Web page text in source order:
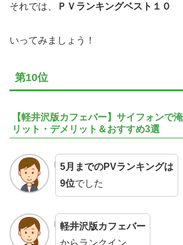
それでは、 ＰＶランキングベスト１０
いってみましょう！
第10位
【軽井沢版カフェバー】サイフォンで
リット・デメリット＆おすすめ3選
5月までのPVランキングは
9位でした
軽井沢版カフェバー